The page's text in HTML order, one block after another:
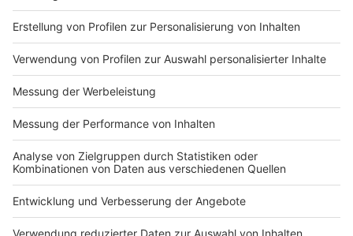
Impressum
Nutzungsbedingungen
Jobs
Presse
Kontakt
Studio-Hotline
Verkehrs-Hotline
Newsletter